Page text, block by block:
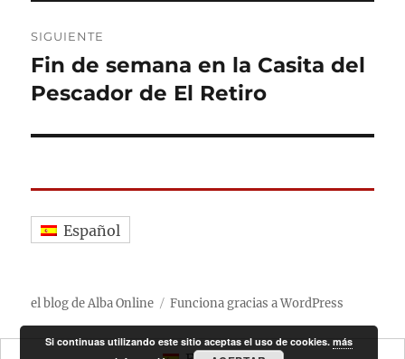
SIGUIENTE
Entrada
siguiente:
Fin de semana en la Casita del
Pescador de El Retiro
Español
el blog de Alba Online Funciona gracias a WordPress
Si continuas utilizando este sitio aceptas el uso de cookies.más